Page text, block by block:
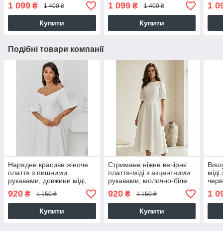
1 099 ₴ 1 400 ₴
Купити
1 099₴ 1 400 ₴
Купити
1
Подібні товари компанії
Нарядне красиве жіноче
плаття з пишними
рукавами, довжини міді,
920 ₴ 1 150 ₴
Купити
Стримане ніжне вечірнє
плаття-міді з акцентними
рукавами, молочно-біле
920₴ 1 150 ₴
Купити
1